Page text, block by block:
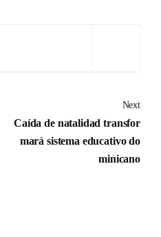
Next
Caída de natalidad transfor
mará sistema educativo do
minicano